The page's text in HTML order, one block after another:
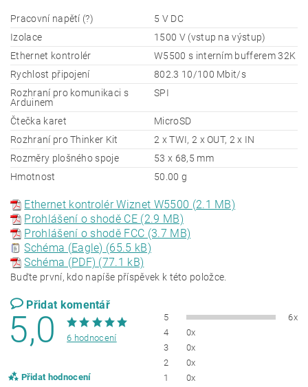
Pracovní napětí (?)
5 V DC
Izolace
1500 V (vstup na výstup)
Ethernet kontrolér
W5500 s interním bufferem 32K
Rychlost připojení
802.3 10/100 Mbit/s
Rozhraní pro komunikaci s
Arduinem
SPI
Čtečka karet
MicroSD
Rozhraní pro Thinker Kit
2 x TWI, 2 x OUT, 2 x IN
Rozměry plošného spoje
53 x 68,5 mm
Hmotnost
50.00 g
Ethernet kontrolér Wiznet W5500 (2.1 MB)
Prohlášení o shodě CE (2.9 MB)
Prohlášení o shodě FCC (3.7 MB)
Schéma (Eagle) (65.5 kB)
Schéma (PDF) (77.1 kB)
Buďte první, kdo napíše příspěvek k této položce.
Přidat komentář
5,0 6 hodnocení
Přidat hodnocení
5
6x
4
0x
3
0x
2
0x
1
0x